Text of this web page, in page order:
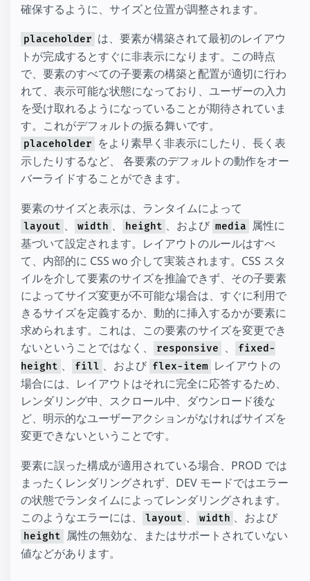
確保するように、サイズと位置が調整されます。
placeholder は、要素が構築されて最初のレイアウ
トが完成するとすぐに非表示になります。この時点
で、要素のすべての子要素の構築と配置が適切に行わ
れて、表示可能な状態になっており、ユーザーの入力
を受け取れるようになっていることが期待されていま
す。これがデフォルトの振る舞いです。
placeholder
をより素早く非表示にしたり、長く表
示したりするなど、 各要素のデフォルトの動作をオー
バーライドすることができます。
要素のサイズと表示は、ランタイムによって
layout 、 width 、 height 、および media
属性に
基づいて設定されます。レイアウトのルールはすべ
て、内部的に CSS wo 介して実装されます。CSS スタ
イルを介して要素のサイズを推論できず、その子要素
によってサイズ変更が不可能な場合は、すぐに利用で
きるサイズを定義するか、動的に挿入するかが要素に
求められます。これは、この要素のサイズを変更でき
ないということではなく、
responsive 、
fixed-
height 、 fill 、および flex-item
レイアウトの
場合には、レイアウトはそれに完全に応答するため、
レンダリング中、スクロール中、ダウンロード後な
ど、明示的なユーザーアクションがなければサイズを
変更できないということです。
要素に誤った構成が適用されている場合、PROD では
まったくレンダリングされず、DEV モードではエラー
の状態でランタイムによってレンダリングされます。
このようなエラーには、
layout 、 width 、および
height
属性の無効な、またはサポートされていない
値などがあります。